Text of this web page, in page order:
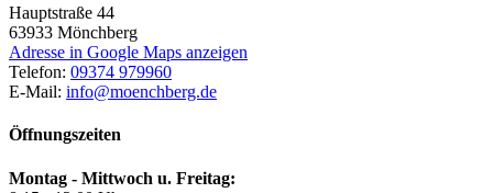
Hauptstraße 44
63933 Mönchberg
Adresse in Google Maps anzeigen
Telefon: 09374 979960
E-Mail: info@moenchberg.de
Öffnungszeiten
Montag - Mittwoch u. Freitag: